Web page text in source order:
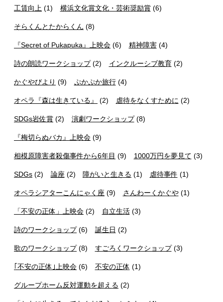
工賃向上 (1) 横浜文化賞文化・芸術奨励賞(6)
そらくんとたからくん (8)
『Secret of Pukapuka』上映会 (6) 精神障害(4)
詩の朗読ワークショップ(2) インクルーシブ教育(2)
かぐやびより (9) ぷかぷか旅行(4)
オペラ『森は生きている』 (2) 虐待をなくすために (2)
SDGs岩佐賞 (2) 演劇ワークショップ(8)
『梅切らぬバカ』上映会 (9)
相模原障害者殺傷事件から6年目 (9) 1000万円を夢見て (3)
SDGs (2) 論座 (2) 障がいと生きる (1) 虐待事件 (1)
オペラシアターこんにゃく座 (9) さんわーくかぐや(1)
「不安の正体」上映会 (2) 自立生活(3)
詩のワークショップ(6) 誕生日 (2)
歌のワークショップ(8) すごろくワークショップ(3)
｢不安の正体｣上映会 (6) 不安の正体 (1)
グループホーム反対運動を超える (2)